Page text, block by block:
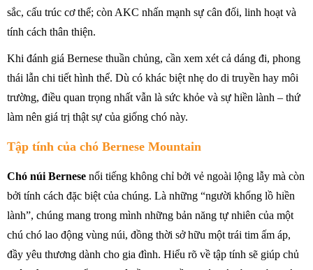
sắc, cấu trúc cơ thể; còn AKC nhấn mạnh sự cân đối, linh hoạt và
tính cách thân thiện.
Khi đánh giá Bernese thuần chủng, cần xem xét cả dáng đi, phong
thái lẫn chi tiết hình thể. Dù có khác biệt nhẹ do di truyền hay môi
trường, điều quan trọng nhất vẫn là sức khỏe và sự hiền lành – thứ
làm nên giá trị thật sự của giống chó này.
Tập tính của chó Bernese Mountain
Chó núi Bernese nổi tiếng không chỉ bởi vẻ ngoài lộng lẫy mà còn
bởi tính cách đặc biệt của chúng. Là những “người khổng lồ hiền
lành”, chúng mang trong mình những bản năng tự nhiên của một
chú chó lao động vùng núi, đồng thời sở hữu một trái tim ấm áp,
đầy yêu thương dành cho gia đình. Hiểu rõ về tập tính sẽ giúp chủ